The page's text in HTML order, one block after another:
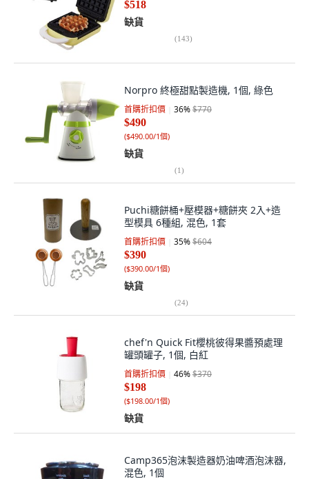
$518
缺貨
(143)
Norpro 終極甜點製造機, 1個, 綠色
首購折扣價 36%$770
$490
($490.00/1個)
缺貨
(1)
Puchi糖餅桶+壓模器+糖餅夾 2入+造
型模具 6種組, 混色, 1套
首購折扣價 35%$604
$390
($390.00/1個)
缺貨
(24)
chef'n Quick Fit櫻桃彼得果醬預處理
罐頭罐子, 1個, 白紅
首購折扣價 46%$370
$198
($198.00/1個)
缺貨
Camp365泡沫製造器奶油啤酒泡沫器,
混色, 1個